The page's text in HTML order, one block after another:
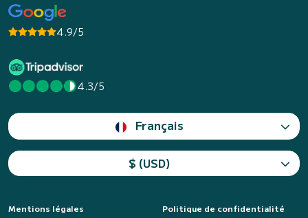
4.9/5
4.3/5
Français
$ (USD)
Mentions légales
Politique de confidentialité